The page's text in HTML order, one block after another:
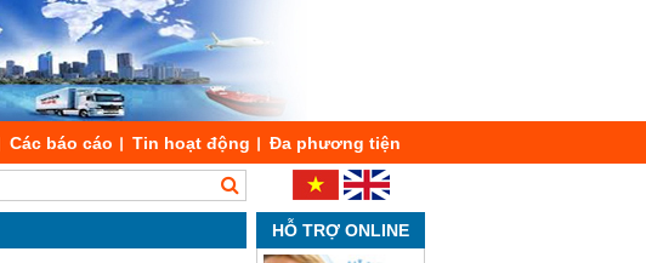
Các báo cáo Tin hoạt động Đa phương tiện
HỖ TRỢ ONLINE